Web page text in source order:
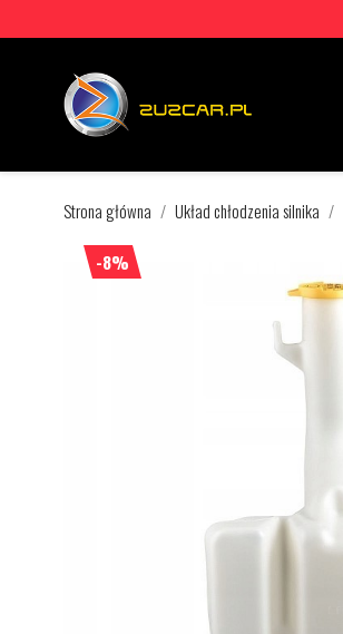
Strona główna Układ chłodzenia silnika
-8%